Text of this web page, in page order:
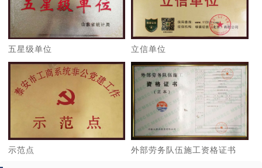
五星级单位 立信单位
示范点 外部劳务队伍施工资格证书